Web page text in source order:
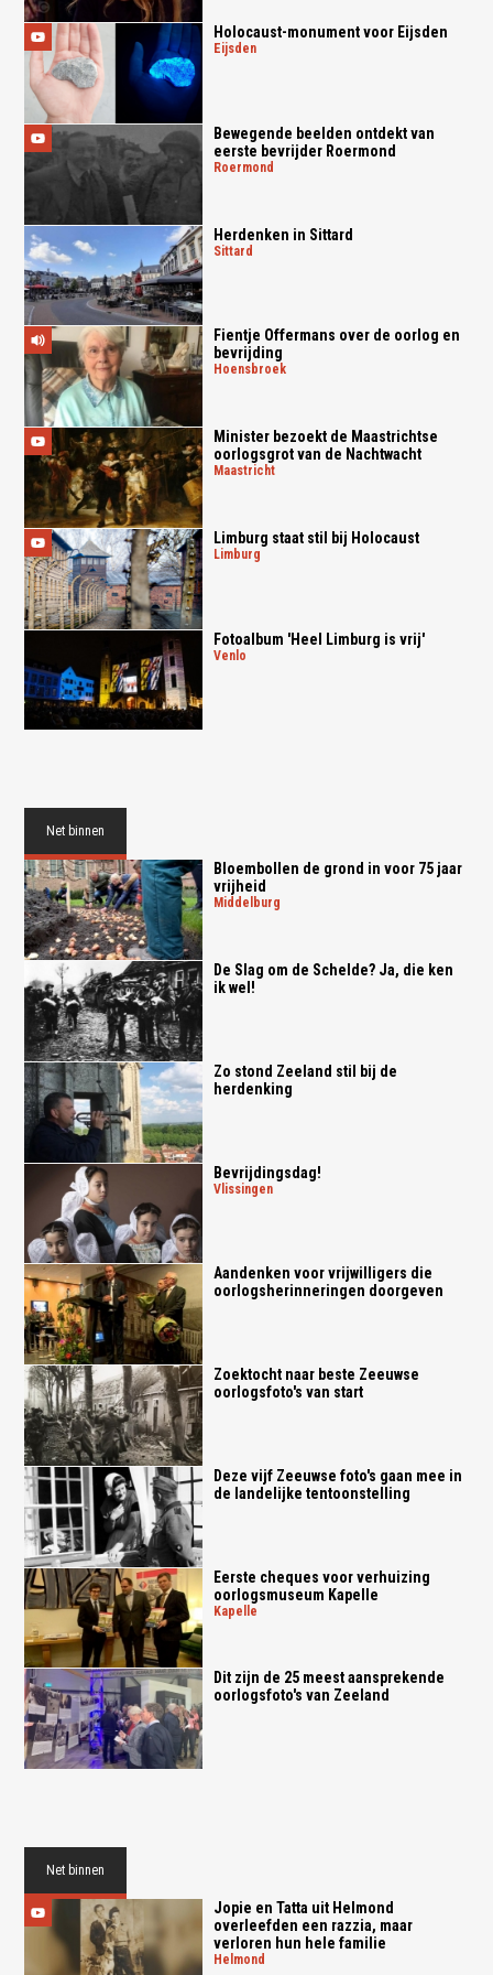
Holocaust-monument voor Eijsden
eijsden
Bewegende beelden ontdekt van
eerste bevrijder Roermond
roermond
Herdenken in Sittard
sittard
Fientje Offermans over de oorlog en
bevrijding
hoensbroek
Minister bezoekt de Maastrichtse
oorlogsgrot van de Nachtwacht
maastricht
Limburg staat stil bij Holocaust
limburg
Fotoalbum 'Heel Limburg is vrij'
venlo
Net binnen
Bloembollen de grond in voor 75 jaar
vrijheid
middelburg
De Slag om de Schelde? Ja, die ken
ik wel!
Zo stond Zeeland stil bij de
herdenking
Bevrijdingsdag!
vlissingen
Aandenken voor vrijwilligers die
oorlogsherinneringen doorgeven
Zoektocht naar beste Zeeuwse
oorlogsfoto's van start
Deze vijf Zeeuwse foto's gaan mee in
de landelijke tentoonstelling
Eerste cheques voor verhuizing
oorlogsmuseum Kapelle
kapelle
Dit zijn de 25 meest aansprekende
oorlogsfoto's van Zeeland
Net binnen
Jopie en Tatta uit Helmond
overleefden een razzia, maar
verloren hun hele familie
helmond